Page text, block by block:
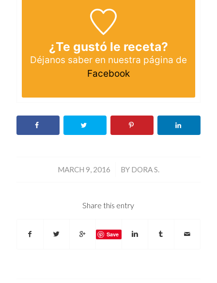
¿Te gustó le receta?
Déjanos saber en nuestra página de
Facebook
MARCH 9, 2016
/ BY DORA S.
Share this entry
Save